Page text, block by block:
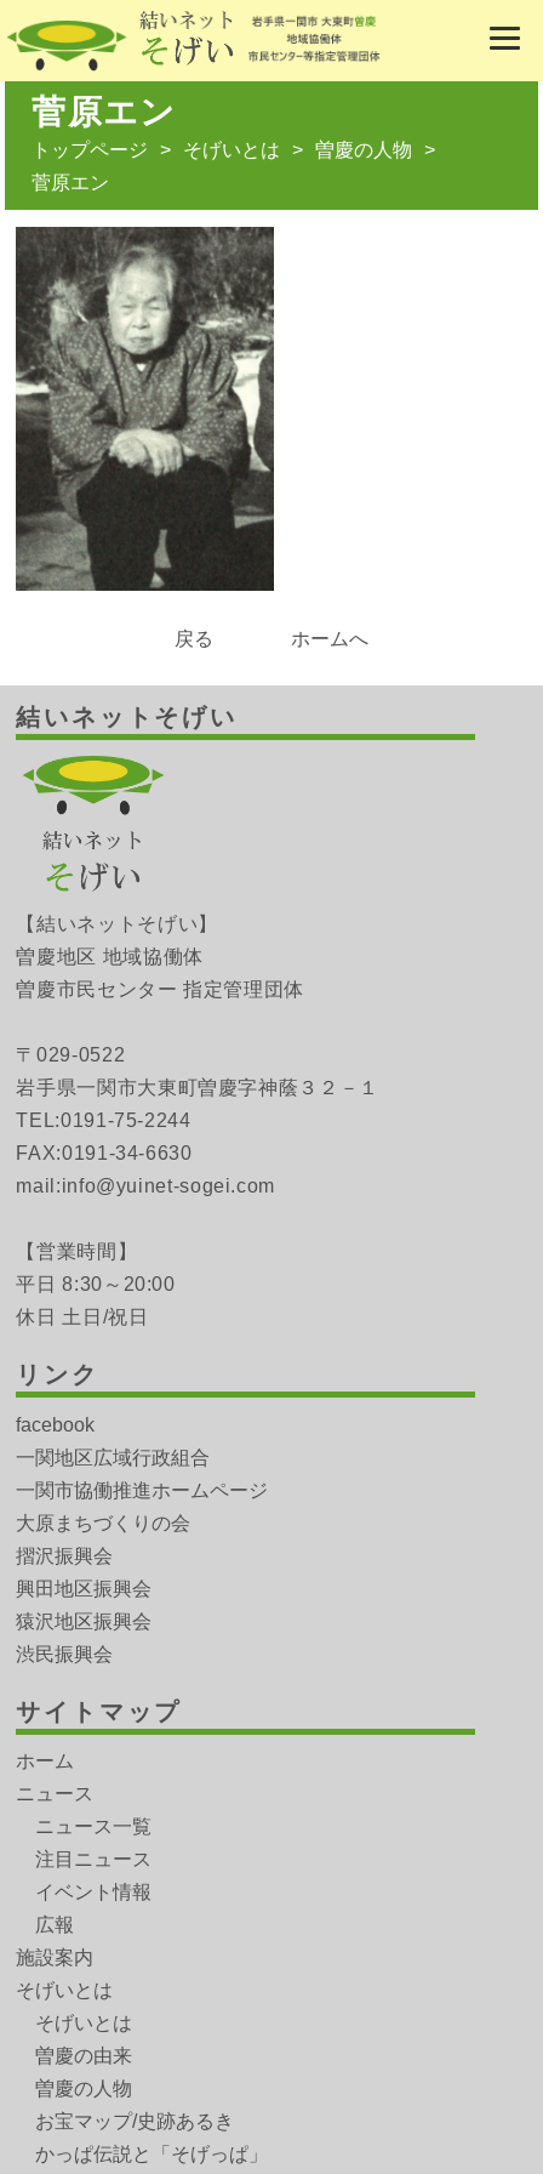
菅原エン
トップページ そげいとは
曽慶の人物
菅原エン
戻る ホームへ
結いネットそげい
【結いネットそげい】
曽慶地区 地域協働体
曽慶市民センター 指定管理団体
〒029-0522
岩手県一関市大東町曽慶字神蔭３２－１
TEL:0191-75-2244
FAX:0191-34-6630
mail:info@yuinet-sogei.com
【営業時間】
平日 8:30～20:00
休日 土日/祝日
リンク
facebook
一関地区広域行政組合
一関市協働推進ホームページ
大原まちづくりの会
摺沢振興会
興田地区振興会
猿沢地区振興会
渋民振興会
サイトマップ
ホーム
ニュース
ニュース一覧
注目ニュース
イベント情報
広報
施設案内
そげいとは
そげいとは
曽慶の由来
曽慶の人物
お宝マップ/史跡あるき
かっぱ伝説と「そげっぱ」